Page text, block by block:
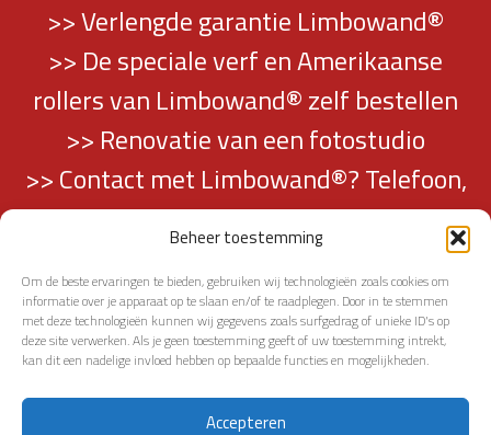
Beheer toestemming
Om de beste ervaringen te bieden, gebruiken wij technologieën zoals cookies om
informatie over je apparaat op te slaan en/of te raadplegen. Door in te stemmen
met deze technologieën kunnen wij gegevens zoals surfgedrag of unieke ID's op
deze site verwerken. Als je geen toestemming geeft of uw toestemming intrekt,
kan dit een nadelige invloed hebben op bepaalde functies en mogelijkheden.
Accepteren
>> Verlengde garantie Limbowand®
>> De speciale verf en Amerikaanse
rollers van Limbowand® zelf bestellen
>> Renovatie van een fotostudio
>> Contact met Limbowand®? Telefoon,
mail en adresgegevens vindt u hier…
TERUG NAAR PAGINATOP